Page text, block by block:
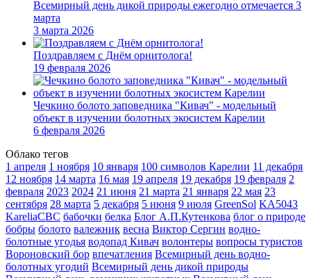
Всемирный день дикой природы ежегодно отмечается 3
марта
3 марта 2026
Поздравляем с Днём орнитолога!
19 февраля 2026
Чечкино болото заповедника "Кивач" - модельный
объект в изучении болотных экосистем Карелии
6 февраля 2026
Облако тегов
1 апреля 1 ноября 10 января 100 символов Карелии 11 декабря
12 ноября 14 марта 16 мая 19 апреля 19 декабря 19 февраля 2
февраля 2023 2024 21 июня 21 марта 21 января 22 мая 23
сентября 28 марта 5 декабря 5 июня 9 июля GreenSol KA5043
KareliaCBC бабочки белка Блог А.П.Кутенкова блог о природе
бобры болото валежник весна Виктор Сергин водно-
болотные угодья водопад Кивач волонтеры вопросы туристов
Вороновский бор впечатления Всемирный день водно-
болотных угодий Всемирный день дикой природы